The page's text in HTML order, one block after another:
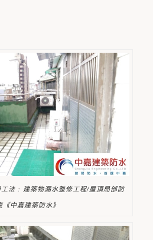
法 : 建築物漏水整修工程/屋頂局部防
《中嘉建築防水》